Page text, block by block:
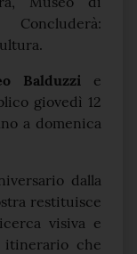
Balduzzi e
giovedì 12
a domenica
dalla
restituisce
visiva e
che